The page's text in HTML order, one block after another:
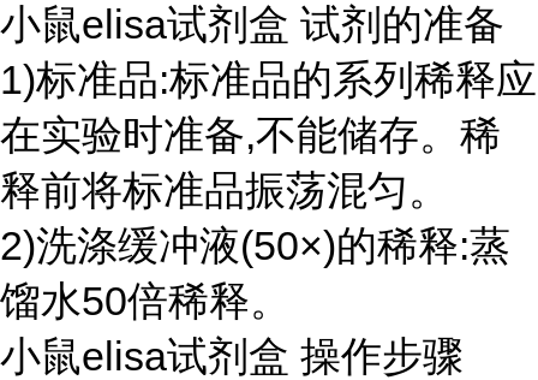
小鼠elisa试剂盒 试剂的准备
1)标准品:标准品的系列稀释应
在实验时准备,不能储存。稀
释前将标准品振荡混匀。
2)洗涤缓冲液(50×)的稀释:蒸
馏水50倍稀释。
小鼠elisa试剂盒 操作步骤